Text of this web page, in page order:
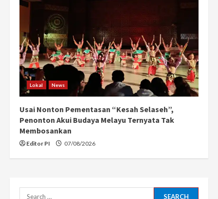
Lokal News
Usai Nonton Pementasan “Kesah Selaseh”,
Penonton Akui Budaya Melayu Ternyata Tak
Membosankan
Editor PI 07/08/2026
Search